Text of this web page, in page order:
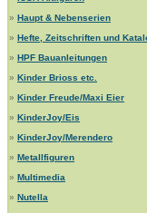
» Haupt & Nebenserien
» Hefte, Zeitschriften und
» HPF Bauanleitungen
» Kinder Brioss etc.
» Kinder Freude/Maxi Eier
» KinderJoy/Eis
» KinderJoy/Merendero
» Metallfiguren
» Multimedia
» Nutella